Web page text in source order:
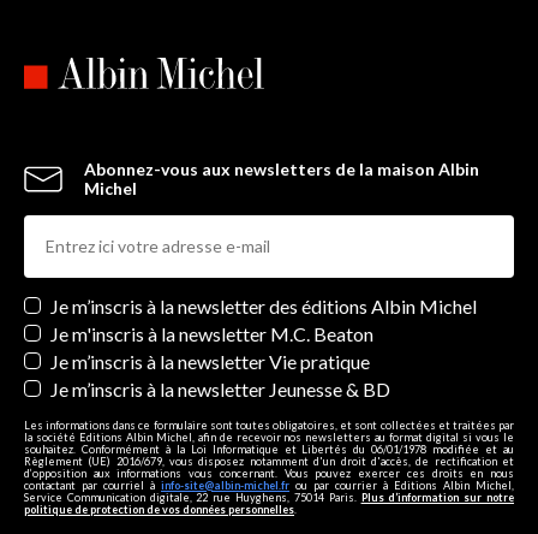
Abonnez-vous aux newsletters de la maison Albin
Michel
Newsletters
Je m’inscris à la newsletter des éditions Albin Michel
Je m'inscris à la newsletter M.C. Beaton
Je m’inscris à la newsletter Vie pratique
Je m’inscris à la newsletter Jeunesse & BD
Les informations dans ce formulaire sont toutes obligatoires, et sont collectées et traitées par
la société Editions Albin Michel, afin de recevoir nos newsletters au format digital si vous le
souhaitez. Conformément à la Loi Informatique et Libertés du 06/01/1978 modifiée et au
Règlement (UE) 2016/679, vous disposez notamment d'un droit d'accès, de rectification et
d’opposition aux informations vous concernant. Vous pouvez exercer ces droits en nous
contactant par courriel à info-site@albin-michel.fr ou par courrier à Editions Albin Michel,
Service Communication digitale, 22 rue Huyghens, 75014 Paris. Plus d’information sur notre
politique de protection de vos données personnelles